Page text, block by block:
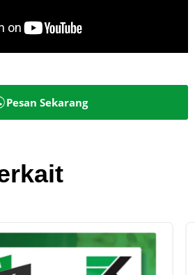
Pesan Sekarang